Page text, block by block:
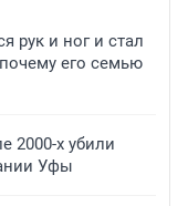
рук и ног и стал
его семью
2000-х убили
Уфы